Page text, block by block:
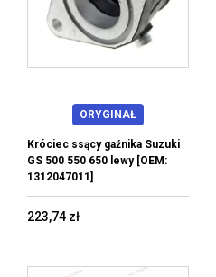
ORYGINAŁ
Króciec ssący gaźnika Suzuki
GS 500 550 650 lewy [OEM:
1312047011]
223,74 zł